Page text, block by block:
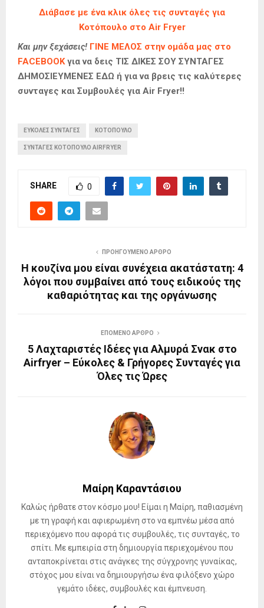
Διάβασε με ένα κλικ όλες τις συνταγές για
Κοτόπουλο στο Air Fryer
Και μην ξεχάσεις! ΓΙΝΕ ΜΕΛΟΣ στην ομάδα μας στο
FACEBOOKγια να δεις ΤΙΣ ΔΙΚΕΣ ΣΟΥ ΣΥΝΤΑΓΕΣ
ΔΗΜΟΣΙΕΥΜΕΝΕΣ ΕΔΩ ή για να βρεις τις καλύτερες
συνταγες και Συμβουλές για Air Fryer!!
ΕΥΚΟΛΕΣ ΣΥΝΤΑΓΕΣ ΚΟΤΟΠΟΥΛΟ
ΣΥΝΤΑΓΕΣ ΚΟΤΟΠΟΥΛΟ AIRFRYER
SHARE 0
ΠΡΟΗΓΟΎΜΕΝΟ ΆΡΘΡΟ
Η κουζίνα μου είναι συνέχεια ακατάστατη: 4
λόγοι που συμβαίνει από τους ειδικούς της
καθαριότητας και της οργάνωσης
ΕΠΌΜΕΝΟ ΆΡΘΡΟ
5 Λαχταριστές Ιδέες για Αλμυρά Σνακ στο
Airfryer – Εύκολες & Γρήγορες Συνταγές για
Όλες τις Ώρες
Μαίρη Καραντάσιου
Καλώς ήρθατε στον κόσμο μου! Είμαι η Μαίρη, παθιασμένη
με τη γραφή και αφιερωμένη στο να εμπνέω μέσα από
περιεχόμενο που αφορά τις συμβουλές, τις συνταγές, το
σπίτι. Με εμπειρία στη δημιουργία περιεχομένου που
ανταποκρίνεται στις ανάγκες της σύγχρονης γυναίκας,
στόχος μου είναι να δημιουργήσω ένα φιλόξενο χώρο
γεμάτο ιδέες, συμβουλές και έμπνευση.